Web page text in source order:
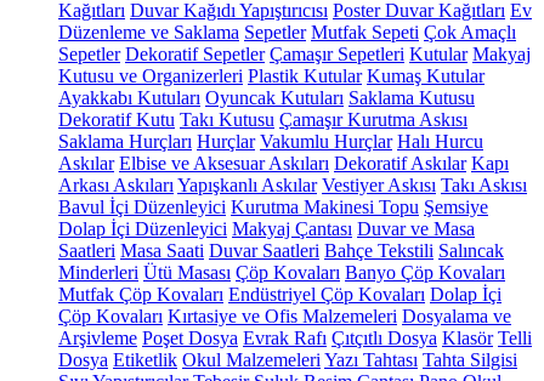
Kağıtları Duvar Kağıdı Yapıştırıcısı Poster Duvar Kağıtları Ev
Düzenleme ve Saklama Sepetler Mutfak Sepeti Çok Amaçlı
Sepetler Dekoratif Sepetler Çamaşır Sepetleri Kutular Makyaj
Kutusu ve Organizerleri Plastik Kutular Kumaş Kutular
Ayakkabı Kutuları Oyuncak Kutuları Saklama Kutusu
Dekoratif Kutu Takı Kutusu Çamaşır Kurutma Askısı
Saklama Hurçları Hurçlar Vakumlu Hurçlar Halı Hurcu
Askılar Elbise ve Aksesuar Askıları Dekoratif Askılar Kapı
Arkası Askıları Yapışkanlı Askılar Vestiyer Askısı Takı Askısı
Bavul İçi Düzenleyici Kurutma Makinesi Topu Şemsiye
Dolap İçi Düzenleyici Makyaj Çantası Duvar ve Masa
Saatleri Masa Saati Duvar Saatleri Bahçe Tekstili Salıncak
Minderleri Ütü Masası Çöp Kovaları Banyo Çöp Kovaları
Mutfak Çöp Kovaları Endüstriyel Çöp Kovaları Dolap İçi
Çöp Kovaları Kırtasiye ve Ofis Malzemeleri Dosyalama ve
Arşivleme Poşet Dosya Evrak Rafı Çıtçıtlı Dosya Klasör Telli
Dosya Etiketlik Okul Malzemeleri Yazı Tahtası Tahta Silgisi